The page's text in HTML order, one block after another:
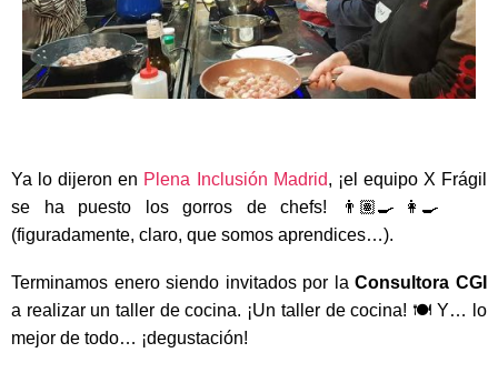
Ya lo dijeron en Plena Inclusión Madrid, ¡el equipo X Frágil
se ha puesto los gorros de chefs! 👨🏽‍🍳👩‍🍳
(figuradamente, claro, que somos aprendices…).
Terminamos enero siendo invitados por laConsultora CGI
a realizar un taller de cocina. ¡Un taller de cocina! 🍽️ Y… lo
mejor de todo… ¡degustación!